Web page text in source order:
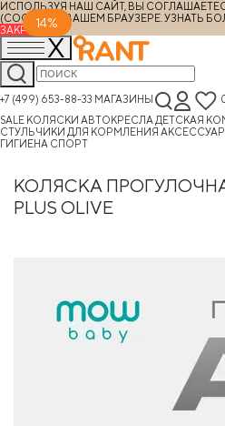
ИСПОЛЬЗУЯ НАШ САЙТ, ВЫ
(COOKIES) В ВАШЕМ БРАУЗЕРЕ. УЗНАТЬ
ЗАКРЫТЬ
+7 (499) 653-88-33 МАГАЗИНЫ
SALE КОЛЯСКИ АВТОКРЕСЛА ДЕТСКАЯ
СТУЛЬЧИКИ ДЛЯ КОРМЛЕНИЯ
ГИГИЕНА СПОРТ
КОЛЯСКА
PLUS OLIVE
14%